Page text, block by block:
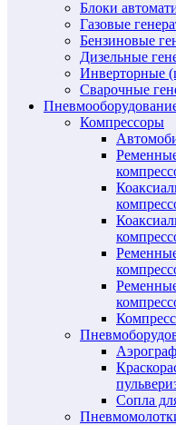
Блоки
Газовые
Бензиновые
Дизельные
Инверторные
Сварочные
Компрессоры
Сопла